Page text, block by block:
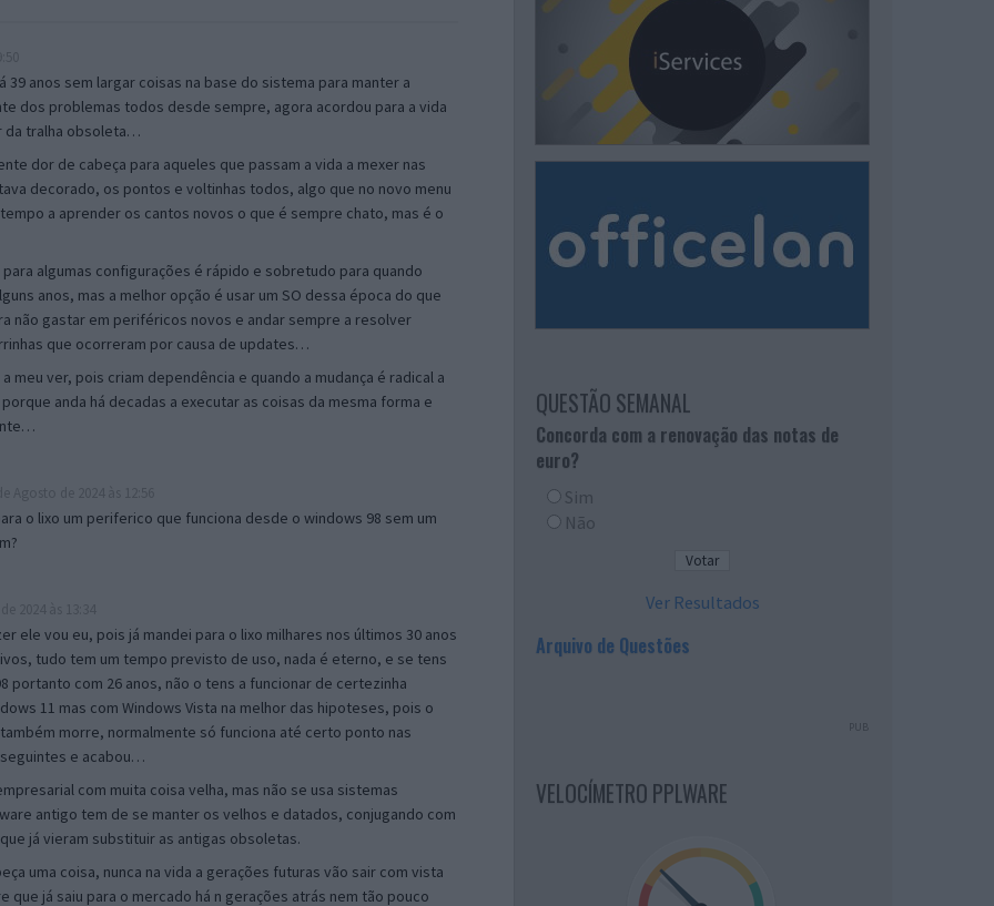
39 anos sem largar coisas na base do sistema para manter a
dos problemas todos desde sempre, agora acordou para a vida
da tralha obsoleta…
dor de cabeça para aqueles que passam a vida a mexer nas
decorado, os pontos e voltinhas todos, algo que no novo menu
a aprender os cantos novos o que é sempre chato, mas é o
algumas configurações é rápido e sobretudo para quando
anos, mas a melhor opção é usar um SO dessa época do que
não gastar em periféricos novos e andar sempre a resolver
que ocorreram por causa de updates…
meu ver, pois criam dependência e quando a mudança é radical a
anda há decadas a executar as coisas da mesma forma e
o lixo um periferico que funciona desde o windows 98 sem um
ele vou eu, pois já mandei para o lixo milhares nos últimos 30 anos
tudo tem um tempo previsto de uso, nada é eterno, e se tens
portanto com 26 anos, não o tens a funcionar de certezinha
11 mas com Windows Vista na melhor das hipoteses, pois o
morre, normalmente só funciona até certo ponto nas
e acabou…
com muita coisa velha, mas não se usa sistemas
antigo tem de se manter os velhos e datados, conjugando com
já vieram substituir as antigas obsoletas.
uma coisa, nunca na vida a gerações futuras vão sair com vista
que já saiu para o mercado há n gerações atrás nem tão pouco
QUESTÃO SEMANAL
Concorda com a renovação das notas de
euro?
Sim
Não
Ver Resultados
Arquivo de Questões
PUB
VELOCÍMETRO PPLWARE